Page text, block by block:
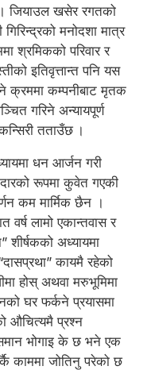
। जियाउल खसेर रगतको
मनोदशा मात्र
श्रमिकको परिवार र
इतिवृत्तान्त पनि यस
क्रममा कम्पनीबाट मृतक
गरिने अन्यायपूर्ण
तताउँछ ।
धन आर्जन गरी
रूपमा कुवेत गएकी
कम मार्मिक छैन ।
वर्ष लामो एकान्तवास र
अध्यायमा
कायमै रहेको
होस् अथवा मरुभूमिमा
घर फर्कने प्रयासमा
औचित्यमै प्रश्न
भोगाइ के छ भने एक
काममा जोतिनु परेको छ